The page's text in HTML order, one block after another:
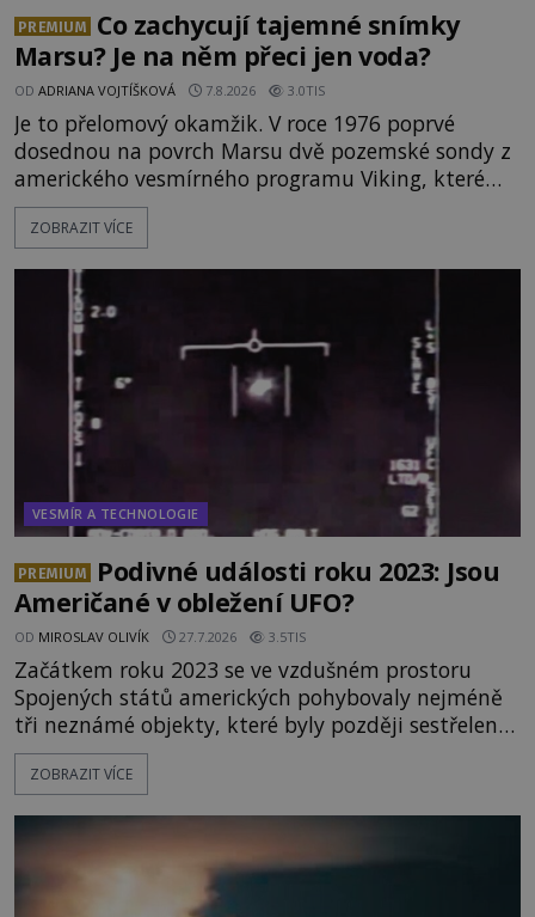
PREMIUM
Co zachycují tajemné snímky
Marsu? Je na něm přeci jen voda?
OD ADRIANA VOJTÍŠKOVÁ 7.8.2026 3.0TIS
Je to přelomový okamžik. V roce 1976 poprvé
dosednou na povrch Marsu dvě pozemské sondy z
amerického vesmírného programu Viking, které
jsou schopny pořídit fotografie záhadami
opředené rudé planety. Viking 1 zde zaznamená
zvané Cydonie totiž zachytí podivný útvar
připomínající lidskou tvář. NASA (Národní úřad
ZOBRAZIT VÍCE
VESMÍR A TECHNOLOGIE
PREMIUM
Podivné události roku 2023: Jsou
Američané v obležení UFO?
OD MIROSLAV OLIVÍK 27.7.2026 3.5TIS
Začátkem roku 2023 se ve vzdušném prostoru
Spojených států amerických pohybovaly nejméně
tři neznámé objekty, které byly později sestřeleny.
Do dnešních dnů nebyly trosky těchto létajících
těles objeveny. Je možné, že šlo o nějaké nové
mimozemského původu? Dne 4. února roku 2023
vydává
ZOBRAZIT VÍCE